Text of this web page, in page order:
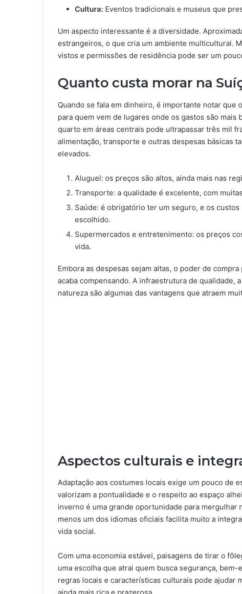
Cultura: Eventos tradicionais e museus que
Um aspecto interessante é a diversidade.
estrangeiros, o que cria um ambiente multicultural.
vistos e permissões de residência pode ser um
Quanto custa morar na
Quando se fala em dinheiro, é importante notar que
para quem vem de lugares onde os gastos são
quarto em áreas centrais pode ultrapassar três mil
alimentação, transporte e outras despesas básicas
elevados.
Aluguel: os preços são altos, ainda mais nas
Transporte: a qualidade é excelente, com
Saúde: é obrigatório ter um seguro, e os
escolhido.
Supermercados e entretenimento: os preços
vida.
Embora as despesas sejam altas, o poder de
acaba compensando. A infraestrutura de qualidade,
natureza são algumas das vantagens que atraem
Aspectos culturais e
Adaptação aos costumes locais exige um pouco de
valorizam a pontualidade e o respeito ao espaço
inverno é uma grande oportunidade para mergulhar
menos um dos idiomas oficiais facilita muito a
vida social.
Com uma economia estável, paisagens de tirar o
uma escolha que atrai quem busca segurança,
regras locais e características culturais pode ajudar